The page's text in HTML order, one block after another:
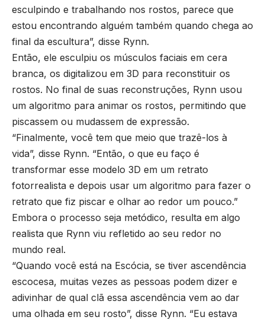
esculpindo e trabalhando nos rostos, parece que
estou encontrando alguém também quando chega ao
final da escultura”, disse Rynn.
Então, ele esculpiu os músculos faciais em cera
branca, os digitalizou em 3D para reconstituir os
rostos. No final de suas reconstruções, Rynn usou
um algoritmo para animar os rostos, permitindo que
piscassem ou mudassem de expressão.
“Finalmente, você tem que meio que trazê-los à
vida”, disse Rynn. “Então, o que eu faço é
transformar esse modelo 3D em um retrato
fotorrealista e depois usar um algoritmo para fazer o
retrato que fiz piscar e olhar ao redor um pouco.”
Embora o processo seja metódico, resulta em algo
realista que Rynn viu refletido ao seu redor no
mundo real.
“Quando você está na Escócia, se tiver ascendência
escocesa, muitas vezes as pessoas podem dizer e
adivinhar de qual clã essa ascendência vem ao dar
uma olhada em seu rosto”, disse Rynn. “Eu estava